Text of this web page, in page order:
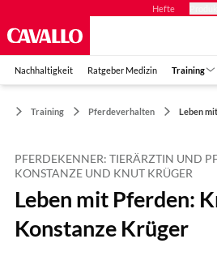
Hefte
Nachhaltigkeit Ratgeber Medizin Training
Training Pferdeverhalten Leben
PFERDEKENNER: TIERÄRZTIN UND
KONSTANZE UND KNUT KRÜGER
Leben mit Pferden:
Konstanze Krüger